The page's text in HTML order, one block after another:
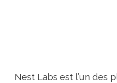
Nest Labs est l’un des